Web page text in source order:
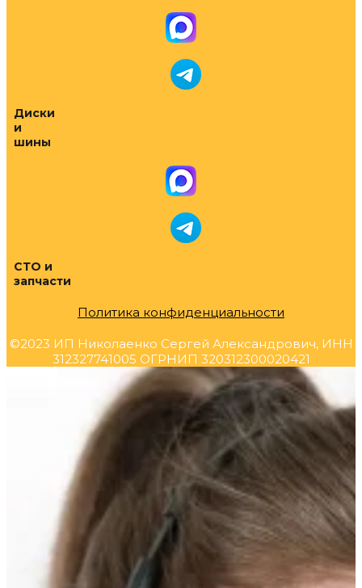
Диски
и
шины
СТО и
запчасти
Политика конфиденциальности
©2023 ИП Николаенко Сергей Александрович, ИНН
312327741005 ОГРНИП 320312300020421